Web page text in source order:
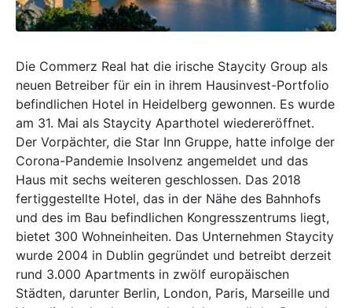
Die Commerz Real hat die irische Staycity Group als
neuen Betreiber für ein in ihrem Hausinvest-Portfolio
befindlichen Hotel in Heidelberg gewonnen. Es wurde
am 31. Mai als Staycity Aparthotel wiedereröffnet.
Der Vorpächter, die Star Inn Gruppe, hatte infolge der
Corona-Pandemie Insolvenz angemeldet und das
Haus mit sechs weiteren geschlossen. Das 2018
fertiggestellte Hotel, das in der Nähe des Bahnhofs
und des im Bau befindlichen Kongresszentrums liegt,
bietet 300 Wohneinheiten. Das Unternehmen Staycity
wurde 2004 in Dublin gegründet und betreibt derzeit
rund 3.000 Apartments in zwölf europäischen
Städten, darunter Berlin, London, Paris, Marseille und